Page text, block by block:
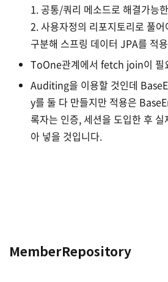
1. 공통/쿼리 메소드로 해결가능
2. 사용자정의 리포지토리로 풀
구분해 스프링 데이터 JPA를 적
ToOne관계에서 fetch join이 필
Auditing을 이용할 것인데
y를 둘 다 만들지만 적용은
록자는 인증, 세션을 도입한 후
아 넣을 것입니다.
MemberRepository